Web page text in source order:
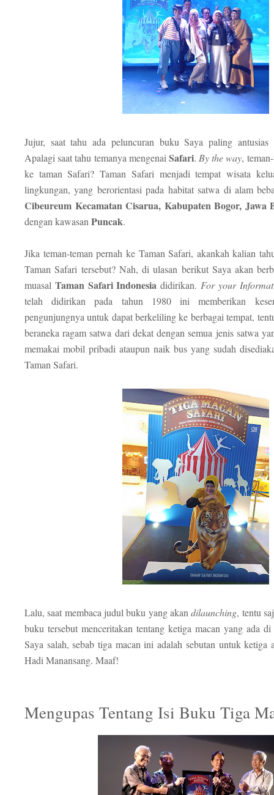
Jujur, saat tahu ada peluncuran buku Saya paling antusias
Apalagi saat tahu temanya mengenai Safari. By the way,
ke taman Safari? Taman Safari menjadi tempat wisata
lingkungan, yang berorientasi pada habitat satwa di alam
Cibeureum Kecamatan Cisarua, Kabupaten Bogor, Jawa
dengan kawasan Puncak.
Jika teman-teman pernah ke Taman Safari, akankah kalian
Taman Safari tersebut? Nah, di ulasan berikut Saya akan
muasal Taman Safari Indonesia didirikan. For your
telah didirikan pada tahun 1980 ini memberikan
pengunjungnya untuk dapat berkeliling ke berbagai tempat,
beraneka ragam satwa dari dekat dengan semua jenis satwa
memakai mobil pribadi ataupun naik bus yang sudah
Taman Safari.
Lalu, saat membaca judul buku yang akandilaunching, tentu
buku tersebut menceritakan tentang ketiga macan yang ada
Saya salah, sebab tiga macan ini adalah sebutan untuk ketiga
Hadi Manansang. Maaf!
Mengupas Tentang Isi Buku Tiga